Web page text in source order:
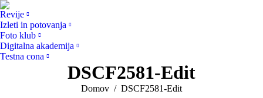
Revije
Izleti in potovanja
Foto klub
Digitalna akademija
Testna cona
DSCF2581-Edit
You are here:
Domov DSCF2581-Edit